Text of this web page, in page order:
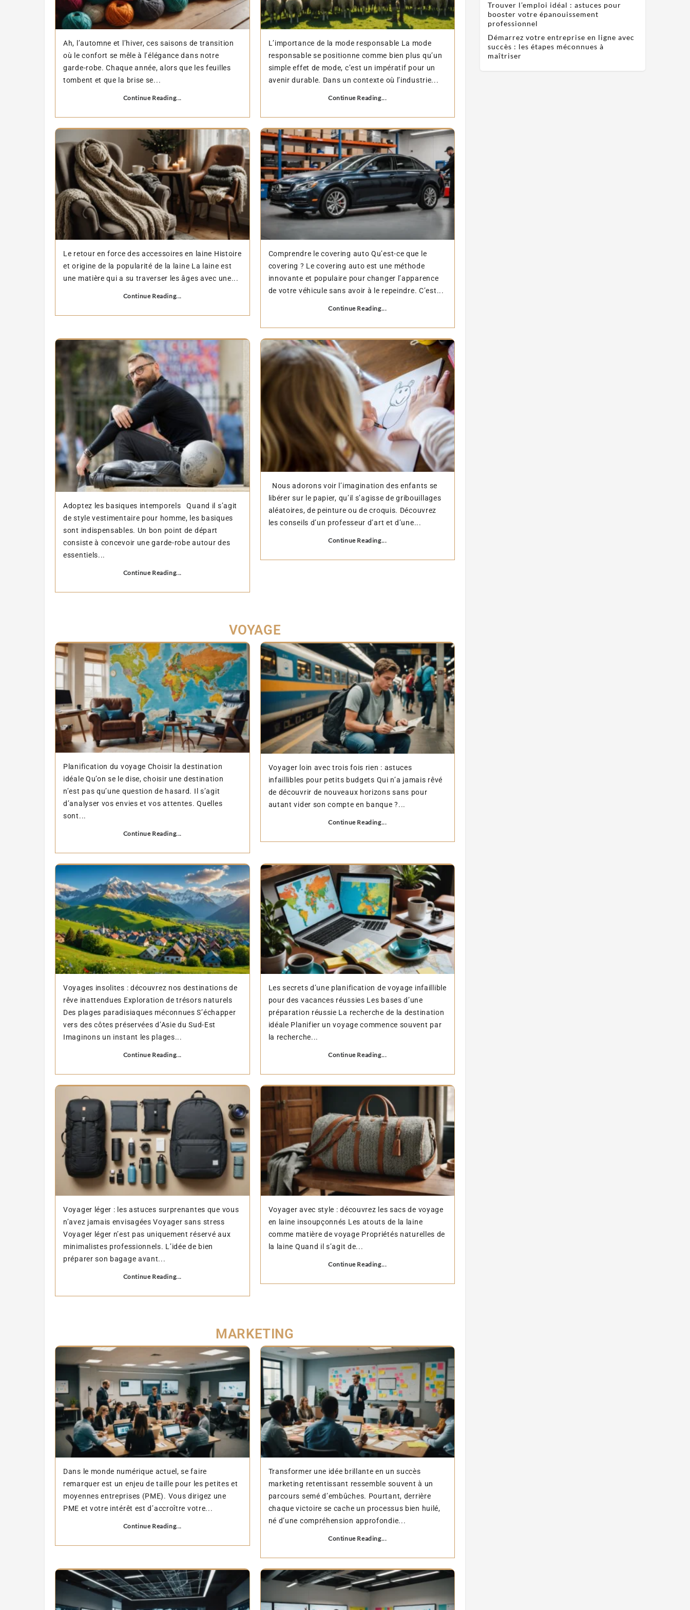
Ah, l’automne et l’hiver, ces saisons de transition
où le confort se mêle à l’élégance dans notre
garde-robe. Chaque année, alors que les feuilles
tombent et que la brise se...
Continue Reading...
L’importance de la mode responsable La mode
responsable se positionne comme bien plus qu’un
simple effet de mode, c’est un impératif pour un
avenir durable. Dans un contexte où l’industrie...
Continue Reading...
Le retour en force des accessoires en laine Histoire
et origine de la popularité de la laine La laine est
une matière qui a su traverser les âges avec une...
Continue Reading...
Comprendre le covering auto Qu’est-ce que le
covering ? Le covering auto est une méthode
innovante et populaire pour changer l’apparence
de votre véhicule sans avoir à le repeindre. C’est...
Continue Reading...
Adoptez les basiques intemporels Quand il s’agit
de style vestimentaire pour homme, les basiques
sont indispensables. Un bon point de départ
consiste à concevoir une garde-robe autour des
essentiels...
Continue Reading...
Nous adorons voir l’imagination des enfants se
libérer sur le papier, qu’il s’agisse de gribouillages
aléatoires, de peinture ou de croquis. Découvrez
les conseils d’un professeur d’art et d’une...
Continue Reading...
VOYAGE
Planification du voyage Choisir la destination
idéale Qu’on se le dise, choisir une destination
n’est pas qu’une question de hasard. Il s’agit
d’analyser vos envies et vos attentes. Quelles
sont...
Continue Reading...
Voyager loin avec trois fois rien : astuces
infaillibles pour petits budgets Qui n’a jamais rêvé
de découvrir de nouveaux horizons sans pour
autant vider son compte en banque ?...
Continue Reading...
Voyages insolites : découvrez nos destinations de
rêve inattendues Exploration de trésors naturels
Des plages paradisiaques méconnues S’échapper
vers des côtes préservées d’Asie du Sud-Est
Imaginons un instant les plages...
Continue Reading...
Les secrets d’une planification de voyage infaillible
pour des vacances réussies Les bases d’une
préparation réussie La recherche de la destination
idéale Planifier un voyage commence souvent par
la recherche...
Continue Reading...
Voyager léger : les astuces surprenantes que vous
n’avez jamais envisagées Voyager sans stress
Voyager léger n’est pas uniquement réservé aux
minimalistes professionnels. L’idée de bien
préparer son bagage avant...
Continue Reading...
Voyager avec style : découvrez les sacs de voyage
en laine insoupçonnés Les atouts de la laine
comme matière de voyage Propriétés naturelles de
la laine Quand il s’agit de...
Continue Reading...
MARKETING
Dans le monde numérique actuel, se faire
remarquer est un enjeu de taille pour les petites et
moyennes entreprises (PME). Vous dirigez une
PME et votre intérêt est d’accroître votre...
Continue Reading...
Transformer une idée brillante en un succès
marketing retentissant ressemble souvent à un
parcours semé d’embûches. Pourtant, derrière
chaque victoire se cache un processus bien huilé,
né d’une compréhension approfondie...
Continue Reading...
Trouver l’emploi idéal : astuces pour
booster votre épanouissement
professionnel
Démarrez votre entreprise en ligne avec
succès : les étapes méconnues à
maîtriser